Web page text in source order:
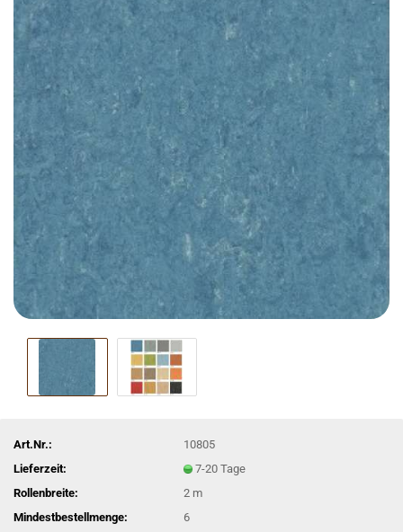
Art.Nr.:
10805
Lieferzeit:
7-20 Tage
Rollenbreite:
2 m
Mindestbestellmenge:
6